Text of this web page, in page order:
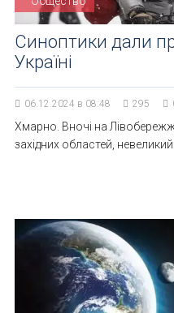
Синоптики дали
Україні
06.12.2024 в 08:48 295
Хмарно. Вночі на
західних областей,